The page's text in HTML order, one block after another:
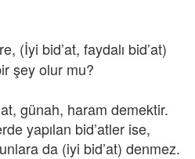
(İyi bid’at, faydalı bid’at)
şey olur mu?
günah, haram demektir.
yapılan bid’atler ise,
da (iyi bid’at) denmez.